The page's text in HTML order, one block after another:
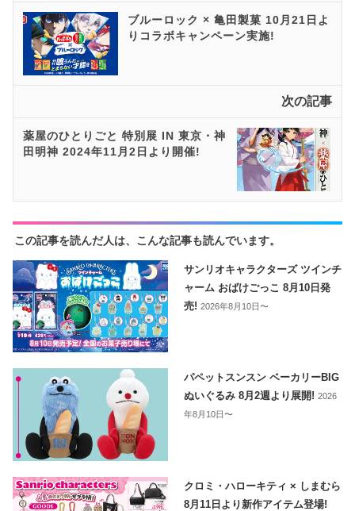
ブルーロック × 亀田製菓 10月21日よ
りコラボキャンペーン実施!
次の記事
薬屋のひとりごと 特別展 IN 東京・神
田明神 2024年11月2日より開催!
この記事を読んだ人は、こんな記事も読んでいます。
サンリオキャラクターズ ツインチ
ャーム おばけごっこ 8月10日発
売!2026年8月10日〜
パペットスンスン ベーカリーBIG
ぬいぐるみ 8月2週より展開!2026
年8月10日〜
クロミ・ハローキティ × しまむら
8月11日より新作アイテム登場!